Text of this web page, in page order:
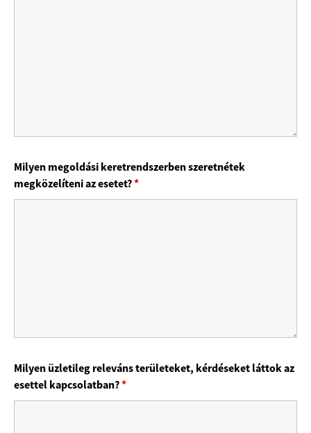
Milyen megoldási keretrendszerben szeretnétek
megközelíteni az esetet?*
Milyen üzletileg releváns területeket, kérdéseket láttok az
esettel kapcsolatban?*